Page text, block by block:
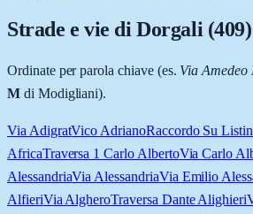
Strade e vie diDorgali (409)
Ordinate per parola chiave (es. Via
Mdi Modigliani).
Via AdigratVico AdrianoRaccordo Su
AfricaTraversa 1 Carlo AlbertoVia Carlo
AlessandriaVia AlessandriaVia Emilio
AlfieriVia AlgheroTraversa Dante Alighieri